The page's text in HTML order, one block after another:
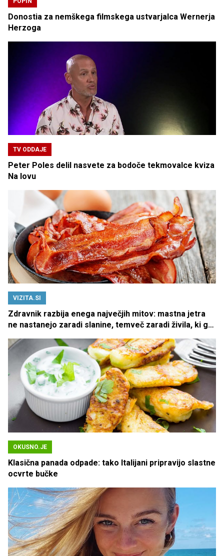
Donostia za nemškega filmskega ustvarjalca Wernerja
Herzoga
TV ODDAJE
Peter Poles delil nasvete za bodoče tekmovalce kviza
Na lovu
VIZITA.SI
Zdravnik razbija enega največjih mitov: mastna jetra
ne nastanejo zaradi slanine, temveč zaradi živila, ki ga
OKUSNO.JE
Klasična panada odpade: tako Italijani pripravijo slastne
ocvrte bučke